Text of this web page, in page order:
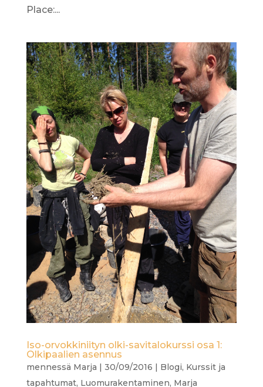
Place:...
Iso-orvokkiniityn olki-savitalokurssi osa 1:
Olkipaalien asennus
mennessä Marja | 30/09/2016 | Blogi, Kurssit ja
tapahtumat, Luomurakentaminen, Marja